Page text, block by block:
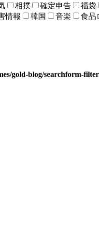
相撲 確定申告 福袋
情報 韓国 音楽 食品
gold-blog/searchform-